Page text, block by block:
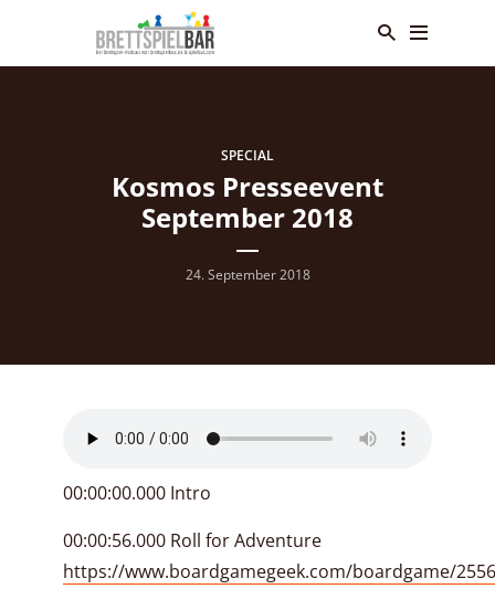
SPECIAL
Kosmos Presseevent
September 2018
24. September 2018
00:00:00.000 Intro
00:00:56.000 Roll for Adventure
https://www.boardgamegeek.com/boardgame/